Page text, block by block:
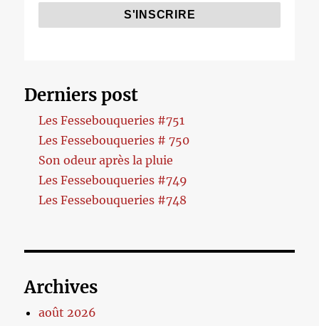
Derniers post
Les Fessebouqueries #751
Les Fessebouqueries # 750
Son odeur après la pluie
Les Fessebouqueries #749
Les Fessebouqueries #748
Archives
août 2026